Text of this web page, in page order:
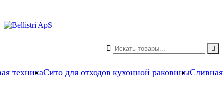
техникаСито для отходов кухонной раковины
 